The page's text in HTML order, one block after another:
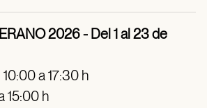
2026 - Del 1 al 23 de
a 17:30 h
15:00 h